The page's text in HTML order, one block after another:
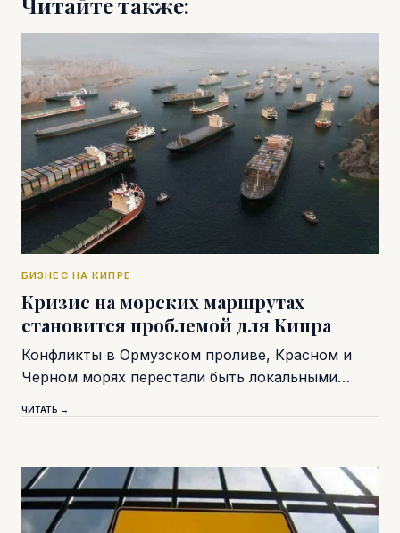
Читайте также:
БИЗНЕС НА КИПРЕ
Кризис на морских маршрутах
становится проблемой для Кипра
Конфликты в Ормузском проливе, Красном и
Черном морях перестали быть локальными…
ЧИТАТЬ →